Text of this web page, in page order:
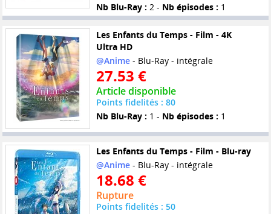
Nb Blu-Ray : 2 - Nb épisodes : 1
Les Enfants du Temps - Film - 4K
Ultra HD
@Anime- Blu-Ray - intégrale
27.53 €
Article disponible
Points fidelités : 80
Nb Blu-Ray : 1 - Nb épisodes : 1
Les Enfants du Temps - Film - Blu-ray
@Anime- Blu-Ray - intégrale
18.68 €
Rupture
Points fidelités : 50